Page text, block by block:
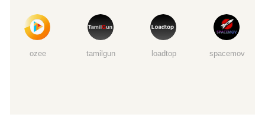
ozee tamilgun loadtop spacemov